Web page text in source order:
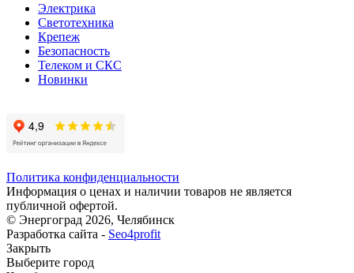
Электрика
Светотехника
Крепеж
Безопасность
Телеком и СКС
Новинки
Политика конфиденциальности
Информация о ценах и наличии товаров не является
публичной офертой.
© Энергоград 2026, Челябинск
Разработка сайта - Seo4profit
Закрыть
Выберите город